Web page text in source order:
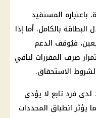
باعتباره المستفيد
بالكامل. أما إذا
فيُوقف الدعم
صرف المقررات لباقي
لشروط الاستحقاق.
فرد تابع لا يؤدي
يؤثر انطباق المحددات